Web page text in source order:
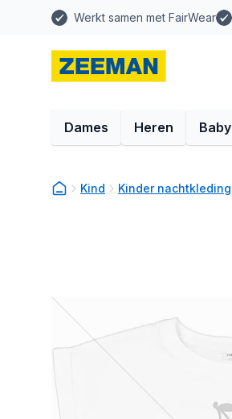
Werkt samen met FairWear
Dames Heren Baby
Kind Kinder nachtkleding